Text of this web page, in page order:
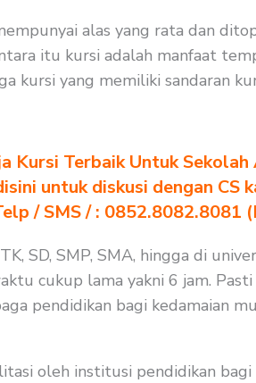
alas yang rata dan
itu kursi adalah manfaat
kursi yang memiliki sandaran
Kursi Terbaik Untuk Sekolah
untuk diskusi dengan CS
/ SMS / : 0852.8082.8081
SD, SMP, SMA, hingga di
cukup lama yakni 6 jam.
pendidikan bagi kedamaian
oleh institusi pendidikan